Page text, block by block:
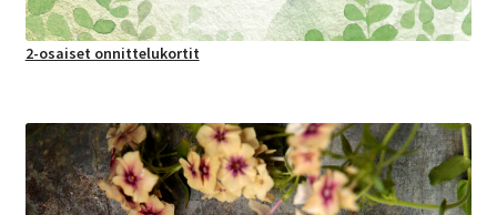
2-osaiset onnittelukortit